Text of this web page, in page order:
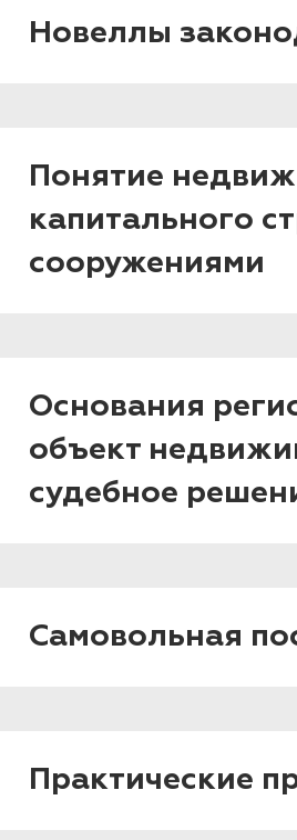
Новеллы
Понятие
капитального
сооружениями
Основания
объект
судебное
Самовольная
Практические